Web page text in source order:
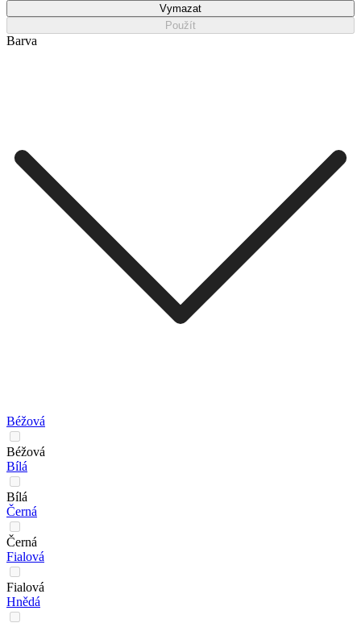
Vymazat
Použít
Barva
Béžová
Béžová
Bílá
Bílá
Černá
Černá
Fialová
Fialová
Hnědá